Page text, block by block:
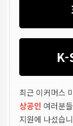
최근 이커머스
상공인 여러분
지원에 나섰습